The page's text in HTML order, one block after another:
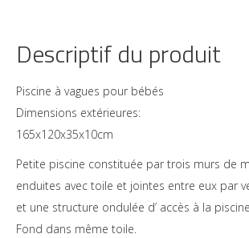
Descriptif du produit
Piscine à vagues pour bébés
Dimensions extérieures:
165x120x35x10cm
Petite piscine constituée par trois murs de
enduites avec toile et jointes entre eux par
et une structure ondulée d’ accès à la
Fond dans même toile.